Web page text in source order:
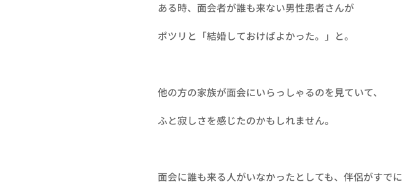
ある時、面会者が誰も来ない男性患者さんが
ポツリと「結婚しておけばよかった。」と。
他の方の家族が面会にいらっしゃるのを見ていて、
ふと寂しさを感じたのかもしれません。
面会に誰も来る人がいなかったとしても、伴侶がすでに